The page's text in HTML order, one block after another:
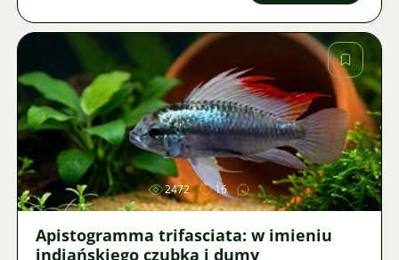
Zdjęcie
2472 16
Apistogramma trifasciata: w imieniu
indiańskiego czubka i dumy